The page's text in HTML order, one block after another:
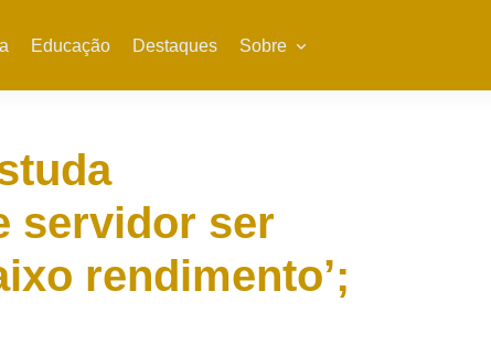
Educação Destaques Sobre
servidor ser
rendimento’;